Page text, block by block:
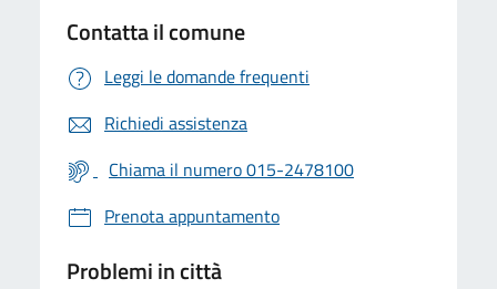
Contatta il comune
Leggi le domande frequenti
Richiedi assistenza
Chiama il numero 015-2478100
Prenota appuntamento
Problemi in città